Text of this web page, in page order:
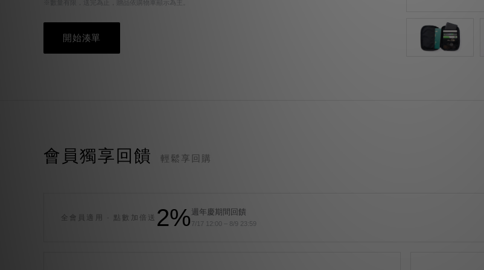
※數量有限，送完為止，贈品依購物車顯示為主。
開始湊單
會員獨享回饋 輕鬆享回購
全會員適用 · 點數加倍送 2% 週年慶期間回饋
7/17 12:00 – 8/9 23:59